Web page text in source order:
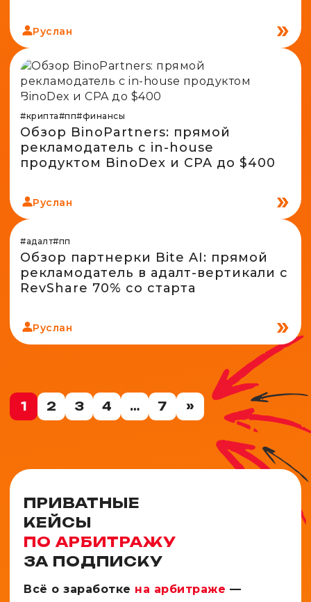
Руслан
#крипта#пп#финансы
Обзор BinoPartners: прямой
рекламодатель с in-house
продуктом BinoDex и CPA до $400
Руслан
#адалт#пп
Обзор партнерки Bite AI: прямой
рекламодатель в адалт-вертикали с
RevShare 70% со старта
Руслан
1 2 3 4 … 7 »
ПРИВАТНЫЕ
КЕЙСЫ
ПО АРБИТРАЖУ
ЗА ПОДПИСКУ
Всё о заработке на арбитраже —